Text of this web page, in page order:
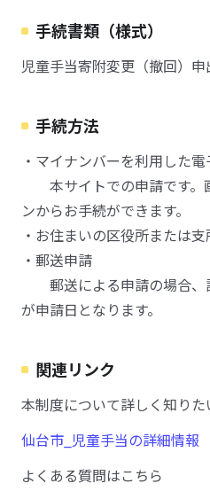
手続書類（様式）
児童手当寄附変更（撤回）申
手続方法
・マイナンバーを利用した
本サイトでの申請です。
ンからお手続ができます。
・お住まいの区役所または
・郵送申請
郵送による申請の場合、
が申請日となります。
関連リンク
本制度について詳しく知りた
仙台市_児童手当の詳細情報
よくある質問はこちら